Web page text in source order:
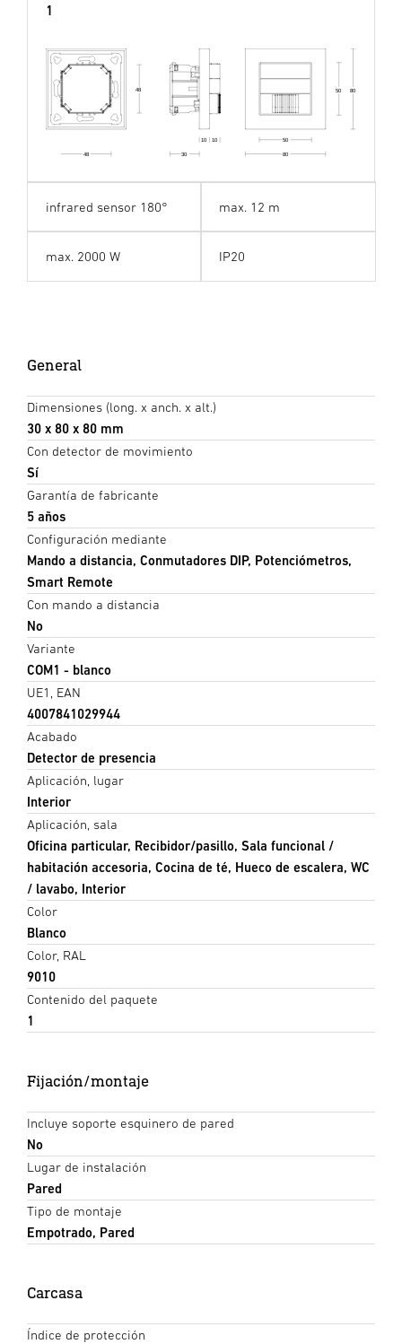
1
48
80
80
50
50
48 30
10
10
infrared sensor 180° max. 12 m
max. 2000 W IP20
General
Dimensiones (long. x anch. x alt.)
30 x 80 x 80 mm
Con detector de movimiento
Sí
Garantía de fabricante
5 años
Configuración mediante
Mando a distancia, Conmutadores DIP, Potenciómetros,
Smart Remote
Con mando a distancia
No
Variante
COM1 - blanco
UE1, EAN
4007841029944
Acabado
Detector de presencia
Aplicación, lugar
Interior
Aplicación, sala
Oficina particular, Recibidor/pasillo, Sala funcional /
habitación accesoria, Cocina de té, Hueco de escalera, WC
/ lavabo, Interior
Color
Blanco
Color, RAL
9010
Contenido del paquete
1
Fijación/montaje
Incluye soporte esquinero de pared
No
Lugar de instalación
Pared
Tipo de montaje
Empotrado, Pared
Carcasa
Índice de protección